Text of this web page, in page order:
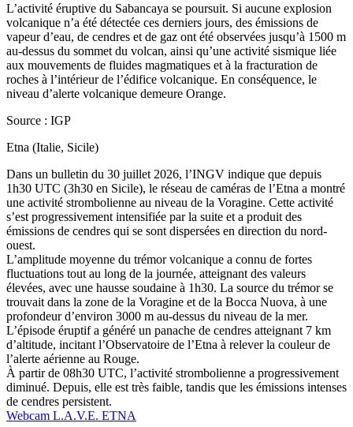
L’activité éruptive du Sabancaya se poursuit. Si aucune explosion
volcanique n’a été détectée ces derniers jours, des émissions de
vapeur d’eau, de cendres et de gaz ont été observées jusqu’à 1500 m
au-dessus du sommet du volcan, ainsi qu’une activité sismique liée
aux mouvements de fluides magmatiques et à la fracturation de
roches à l’intérieur de l’édifice volcanique. En conséquence, le
niveau d’alerte volcanique demeure Orange.
Source : IGP
Etna (Italie, Sicile)
Dans un bulletin du 30 juillet 2026, l’INGV indique que depuis
1h30 UTC (3h30 en Sicile), le réseau de caméras de l’Etna a montré
une activité strombolienne au niveau de la Voragine. Cette activité
s’est progressivement intensifiée par la suite et a produit des
émissions de cendres qui se sont dispersées en direction du nord-
ouest.
L’amplitude moyenne du trémor volcanique a connu de fortes
fluctuations tout au long de la journée, atteignant des valeurs
élevées, avec une hausse soudaine à 1h30. La source du trémor se
trouvait dans la zone de la Voragine et de la Bocca Nuova, à une
profondeur d’environ 3000 m au-dessus du niveau de la mer.
L’épisode éruptif a généré un panache de cendres atteignant 7 km
d’altitude, incitant l’Observatoire de l’Etna à relever la couleur de
l’alerte aérienne au Rouge.
À partir de 08h30 UTC, l’activité strombolienne a progressivement
diminué. Depuis, elle est très faible, tandis que les émissions intenses
de cendres persistent.
Webcam L.A.V.E. ETNA